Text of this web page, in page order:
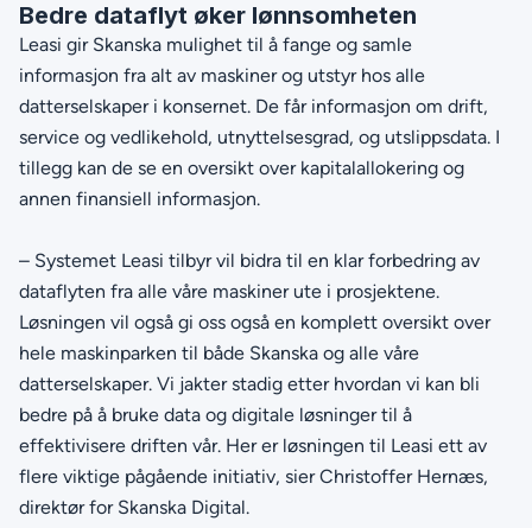
Bedre dataflyt øker lønnsomheten
Leasi gir Skanska mulighet til å fange og samle
informasjon fra alt av maskiner og utstyr hos alle
datterselskaper i konsernet. De får informasjon om drift,
service og vedlikehold, utnyttelsesgrad, og utslippsdata. I
tillegg kan de se en oversikt over kapitalallokering og
annen finansiell informasjon.
– Systemet Leasi tilbyr vil bidra til en klar forbedring av
dataflyten fra alle våre maskiner ute i prosjektene.
Løsningen vil også gi oss også en komplett oversikt over
hele maskinparken til både Skanska og alle våre
datterselskaper. Vi jakter stadig etter hvordan vi kan bli
bedre på å bruke data og digitale løsninger til å
effektivisere driften vår. Her er løsningen til Leasi ett av
flere viktige pågående initiativ, sier Christoffer Hernæs,
direktør for Skanska Digital.